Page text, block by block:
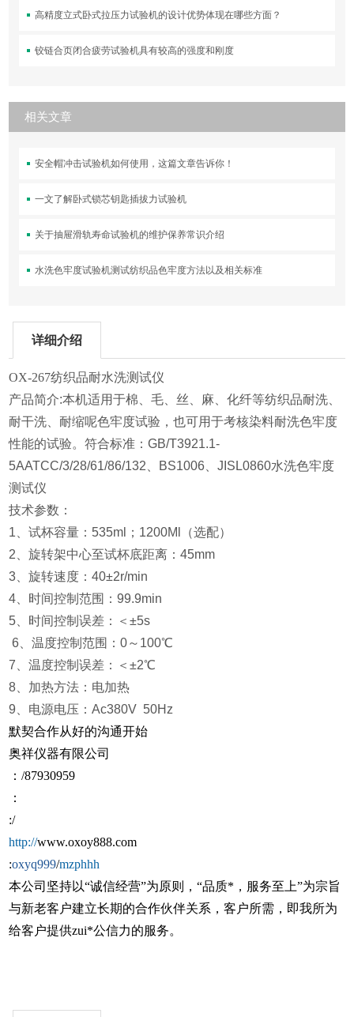
高精度立式卧式拉压力试验机的设计优势体现在哪些方面？
铰链合页闭合疲劳试验机具有较高的强度和刚度
相关文章
安全帽冲击试验机如何使用，这篇文章告诉你！
一文了解卧式锁芯钥匙插拔力试验机
关于抽屉滑轨寿命试验机的维护保养常识介绍
水洗色牢度试验机测试纺织品色牢度方法以及相关标准
详细介绍
OX-267纺织品耐水洗测试仪
产品简介:本机适用于棉、毛、丝、麻、化纤等纺织品耐洗、
耐干洗、耐缩呢色牢度试验，也可用于考核染料耐洗色牢度
性能的试验。符合标准：GB/T3921.1-
5AATCC/3/28/61/86/132、BS1006、JISL0860水洗色牢度
测试仪
技术参数：
1、试杯容量：535ml；1200Ml（选配）
2、旋转架中心至试杯底距离：45mm
3、旋转速度：40±2r/min
4、时间控制范围：99.9min
5、时间控制误差：＜±5s
6、温度控制范围：0～100℃
7、温度控制误差：＜±2℃
8、加热方法：电加热
9、电源电压：Ac380V 50Hz
默契合作从好的沟通开始
奥祥仪器有限公司
：/87930959
：
:/
http://www.oxoy888.com
:oxyq999/mzphhh
本公司坚持以“诚信经营”为原则，“品质*，服务至上”为宗旨
与新老客户建立长期的合作伙伴关系，客户所需，即我所为
给客户提供zui*公信力的服务。